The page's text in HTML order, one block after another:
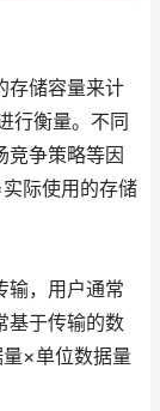
存储容量来计
行衡量。不同
竞争策略等因
际使用的存储
输，用户通常
基于传输的数
×单位数据量